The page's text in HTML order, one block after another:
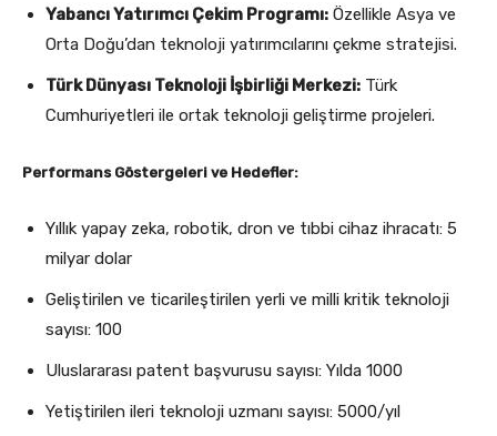
Yabancı Yatırımcı Çekim Programı: Özellikle Asya ve
Orta Doğu’dan teknoloji yatırımcılarını çekme stratejisi.
Türk Dünyası Teknoloji İşbirliği Merkezi: Türk
Cumhuriyetleri ile ortak teknoloji geliştirme projeleri.
Performans Göstergeleri ve Hedefler:
Yıllık yapay zeka, robotik, dron ve tıbbi cihaz ihracatı: 5
milyar dolar
Geliştirilen ve ticarileştirilen yerli ve milli kritik teknoloji
sayısı: 100
Uluslararası patent başvurusu sayısı: Yılda 1000
Yetiştirilen ileri teknoloji uzmanı sayısı: 5000/yıl